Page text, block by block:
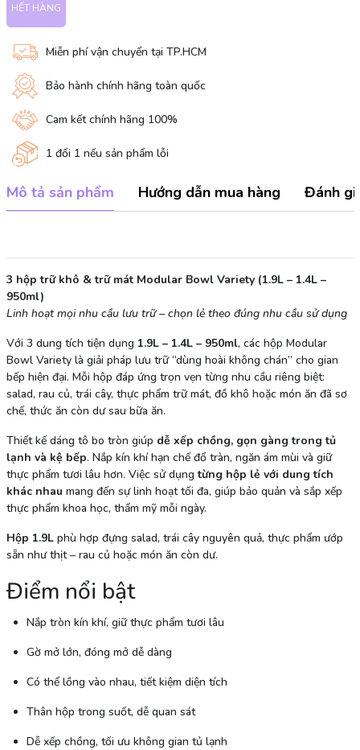
HẾT HÀNG
Miễn phí vận chuyển tại TP.HCM
Bảo hành chính hãng toàn quốc
Cam kết chính hãng 100%
1 đổi 1 nếu sản phẩm lỗi
Mô tả sản phẩm Hướng dẫn mua hàng Đánh
3 hộp trữ khô & trữ mát Modular Bowl Variety (1.9L – 1.4L –
950ml)
Linh hoạt mọi nhu cầu lưu trữ – chọn lẻ theo đúng nhu cầu sử dụng
Với 3 dung tích tiện dụng 1.9L – 1.4L – 950ml, các hộp Modular
Bowl Variety là giải pháp lưu trữ “dùng hoài không chán” cho gian
bếp hiện đại. Mỗi hộp đáp ứng trọn vẹn từng nhu cầu riêng biệt:
salad, rau củ, trái cây, thực phẩm trữ mát, đồ khô hoặc món ăn đã sơ
chế, thức ăn còn dư sau bữa ăn.
Thiết kế dáng tô bo tròn giúp dễ xếp chồng, gọn gàng trong tủ
lạnh và kệ bếp. Nắp kín khí hạn chế đổ tràn, ngăn ám mùi và giữ
thực phẩm tươi lâu hơn. Việc sử dụngtừng hộp lẻ với dung tích
khác nhau mang đến sự linh hoạt tối đa, giúp bảo quản và sắp xếp
thực phẩm khoa học, thẩm mỹ mỗi ngày.
Hộp 1.9Lphù hợp đựng salad, trái cây nguyên quả, thực phẩm ướp
sẵn như thịt – rau củ hoặc món ăn còn dư.
Điểm nổi bật
Nắp tròn kín khí, giữ thực phẩm tươi lâu
Gờ mở lớn, đóng mở dễ dàng
Có thể lồng vào nhau, tiết kiệm diện tích
Thân hộp trong suốt, dễ quan sát
Dễ xếp chồng, tối ưu không gian tủ lạnh